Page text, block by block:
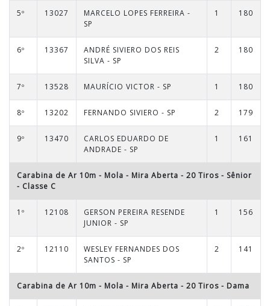
5º 13027
MARCELO LOPES FERREIRA -
SP
1 180
6º 13367
ANDRÉ SIVIERO DOS REIS
SILVA - SP
2 180
7º 13528 MAURÍCIO VICTOR - SP 1 180
8º 13202 FERNANDO SIVIERO - SP 2 179
9º 13470
CARLOS EDUARDO DE
ANDRADE - SP
1 161
Carabina de Ar 10m - Mola - Mira Aberta - 20 Tiros - Sênior
- Classe C
1º 12108
GERSON PEREIRA RESENDE
JUNIOR - SP
1 156
2º 12110
WESLEY FERNANDES DOS
SANTOS - SP
2 141
Carabina de Ar 10m - Mola - Mira Aberta - 20 Tiros - Dama